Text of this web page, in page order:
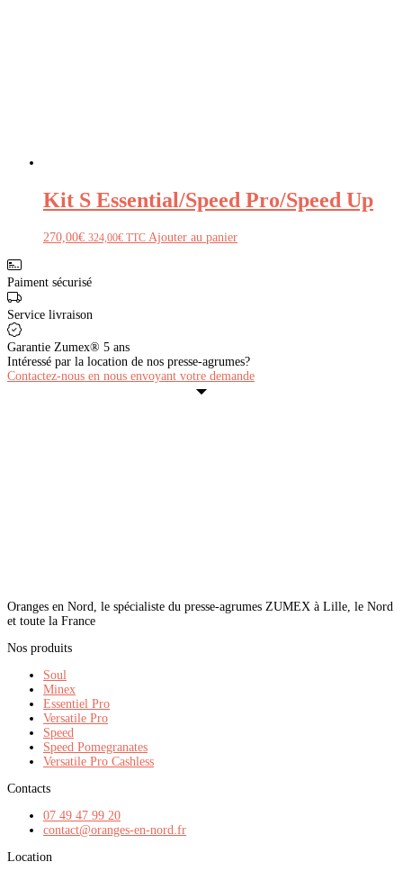
Kit S Essential/Speed Pro/Speed Up
270,00€ 324,00€ TTC Ajouter au panier
Paiment sécurisé
Service livraison
Garantie Zumex® 5 ans
Intéressé par la location de nos presse-agrumes?
Contactez-nous en nous envoyant votre demande
Oranges en Nord, le spécialiste du presse-agrumes ZUMEX à Lille, le Nord
et toute la France
Nos produits
Soul
Minex
Essentiel Pro
Versatile Pro
Speed
Speed Pomegranates
Versatile Pro Cashless
Contacts
07 49 47 99 20
contact@oranges-en-nord.fr
Location